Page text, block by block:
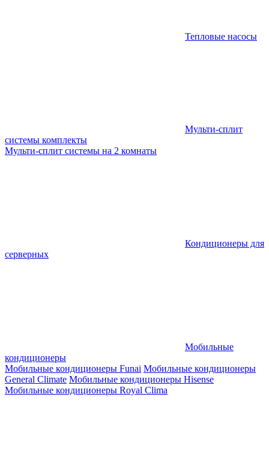
Тепловые насосы
Мульти-сплит
системы комплекты
Мульти-сплит системы на 2 комнаты
Кондиционеры для
серверных
Мобильные
кондиционеры
Мобильные кондиционеры Funai Мобильные кондиционеры
General Climate Мобильные кондиционеры Hisense
Мобильные кондиционеры Royal Clima